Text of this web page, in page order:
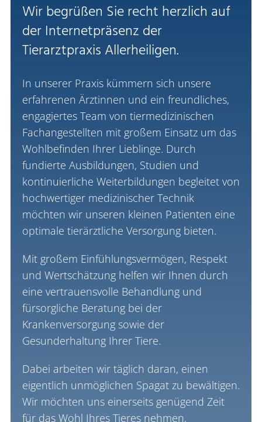
Wir begrüßen Sie recht herzlich auf
der Internetpräsenz der
Tierarztpraxis Allerheiligen.
In unserer Praxis kümmern sich unsere
erfahrenen Ärztinnen und ein freundliches,
engagiertes Team von tiermedizinischen
Fachangestellten mit großem Einsatz um das
Wohlbefinden Ihrer Lieblinge. Durch
fundierte Ausbildungen, Studien und
kontinuierliche Weiterbildungen begleitet von
hochwertiger medizinischer Technik
möchten wir unseren kleinen Patienten eine
optimale tierärztliche Versorgung bieten.
Mit großem Einfühlungsvermögen, Respekt
und Wertschätzung helfen wir Ihnen durch
eine vertrauensvolle Behandlung und
fürsorgliche Beratung bei der
Krankenversorgung sowie der
Gesunderhaltung Ihrer Tiere.
Dabei arbeiten wir täglich daran, einen
eigentlich unmöglichen Spagat zu bewältigen.
Wir möchten uns einerseits genügend Zeit
für das Wohl Ihres Tieres nehmen,